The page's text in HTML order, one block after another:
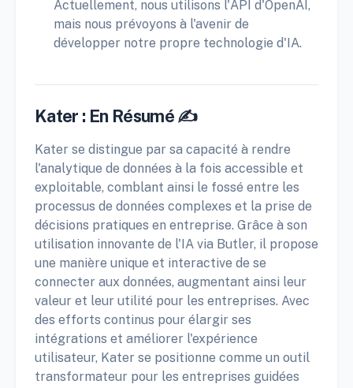
Actuellement, nous utilisons l'API d'OpenAI,
mais nous prévoyons à l'avenir de
développer notre propre technologie d'IA.
Kater : En Résumé ✍️
Kater se distingue par sa capacité à rendre
l'analytique de données à la fois accessible et
exploitable, comblant ainsi le fossé entre les
processus de données complexes et la prise de
décisions pratiques en entreprise. Grâce à son
utilisation innovante de l'IA via Butler, il propose
une manière unique et interactive de se
connecter aux données, augmentant ainsi leur
valeur et leur utilité pour les entreprises. Avec
des efforts continus pour élargir ses
intégrations et améliorer l'expérience
utilisateur, Kater se positionne comme un outil
transformateur pour les entreprises guidées